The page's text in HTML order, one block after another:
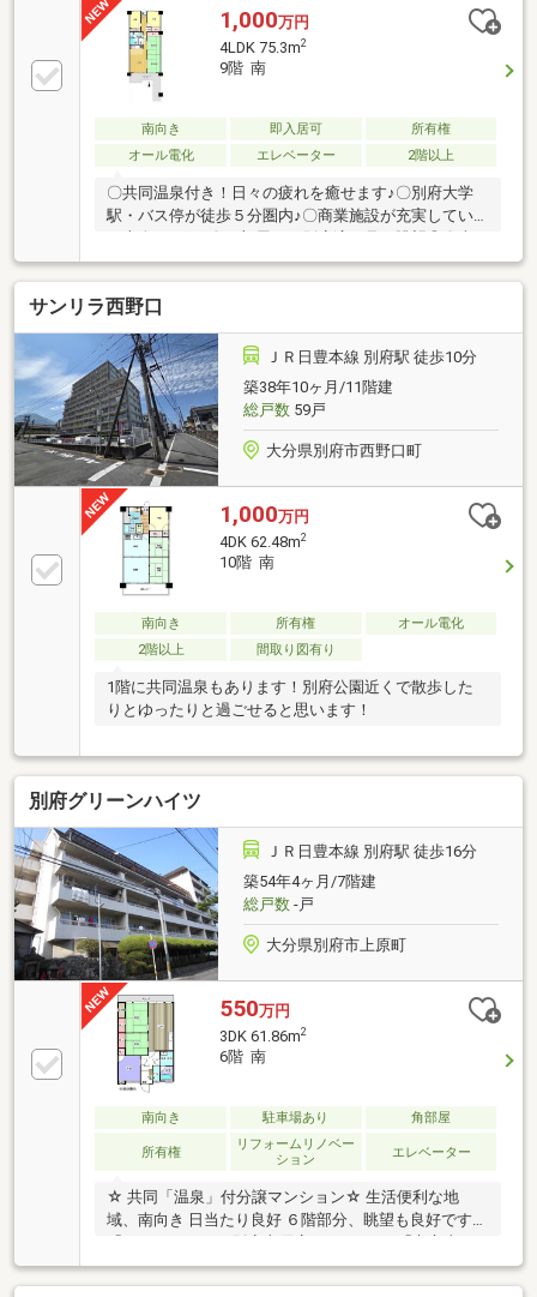
1,000万円
4LDK 75.3m2
9階 南
南向き 即入居可
所有権
オール電化
エレベーター 2階以上
〇共同温泉付き！日々の疲れを癒せます♪〇別府大学
駅・バス停が徒歩５分圏内♪〇商業施設が充実してい
向きで日当り良好♪
サンリラ西野口
ＪＲ日豊本線 別府駅 徒歩10分
築38年10ヶ月/11階建
総戸数59戸
大分県別府市西野口町
1,000万円
4DK 62.48m2
10階 南
南向き 所有権
オール電化
2階以上
間取り図有り
1階に共同温泉もあります！別府公園近くで散歩した
りとゆったりと過ごせると思います！
別府グリーンハイツ
ＪＲ日豊本線 別府駅 徒歩16分
築54年4ヶ月/7階建
総戸数-戸
大分県別府市上原町
550万円
3DK 61.86m2
6階 南
南向き 駐車場あり 角部屋
所有権
リフォームリノベー
ション
エレベーター
☆ 共同「温泉」付分譲マンション☆ 生活便利な地
域、南向き 日当たり良好 ６階部分、眺望も良好です！
手小学校（旧青山小）」まで300ｍ「別府総合体育館
別府アリーナ」まで330ｍ「別府公園」まで200ｍ